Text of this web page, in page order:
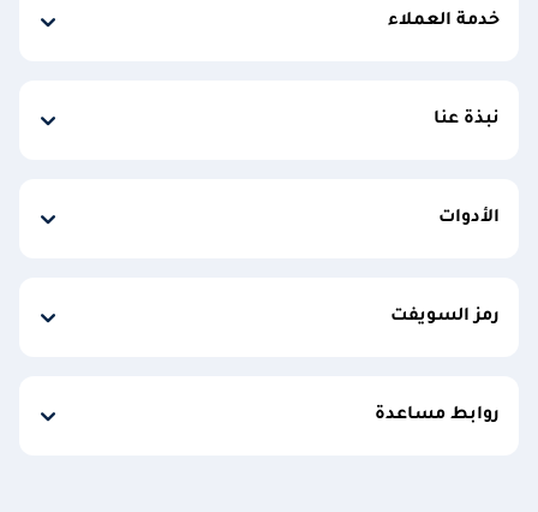
خدمة العملاء
نبذة عنا
الأدوات
رمز السويفت
روابط مساعدة